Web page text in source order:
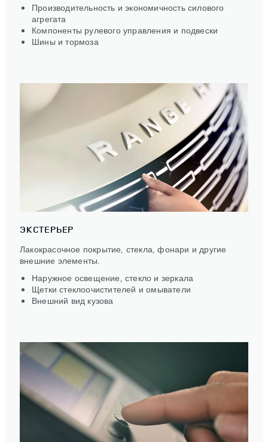
Производительность и экономичность силового
агрегата
Компоненты рулевого управления и подвески
Шины и тормоза
ЭКСТЕРЬЕР
Лакокрасочное покрытие, стекла, фонари и другие
внешние элементы.
Наружное освещение, стекло и зеркала
Щетки стеклоочистителей и омыватели
Внешний вид кузова